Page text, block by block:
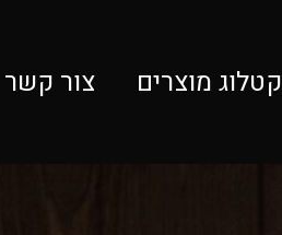
קטלוג מוצרים צור קשר